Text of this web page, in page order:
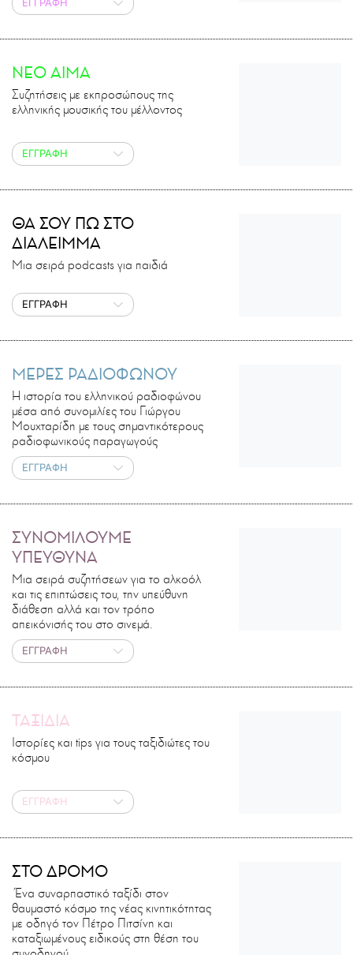
ΝΕΟ ΑΙΜΑ
Συζητήσεις με εκπροσώπους της
ελληνικής μουσικής του μέλλοντος
ΕΓΓΡΑΦΗ
ΘΑ ΣΟΥ ΠΩ ΣΤΟ
ΔΙΑΛΕΙΜΜΑ
Μια σειρά podcasts για παιδιά
ΕΓΓΡΑΦΗ
ΜΕΡΕΣ ΡΑΔΙΟΦΩΝΟΥ
Η ιστορία του ελληνικού ραδιοφώνου
μέσα από συνομιλίες του Γιώργου
Μουχταρίδη με τους σημαντικότερους
ραδιοφωνικούς παραγωγούς
ΕΓΓΡΑΦΗ
ΣΥΝΟΜΙΛΟΥΜΕ
ΥΠΕΥΘΥΝΑ
Μια σειρά συζητήσεων για το αλκοόλ
και τις επιπτώσεις του, την υπεύθυνη
διάθεση αλλά και τον τρόπο
απεικόνισής του στο σινεμά.
ΕΓΓΡΑΦΗ
ΤΑΞΙΔΙΑ
Ιστορίες και tips για τους ταξιδιώτες του
κόσμου
ΕΓΓΡΑΦΗ
ΣΤΟ ΔΡΟΜΟ
Ένα συναρπαστικό ταξίδι στον
θαυμαστό κόσμο της νέας κινητικότητας
με οδηγό τον Πέτρο Πιτσίνη και
καταξιωμένους ειδικούς στη θέση του